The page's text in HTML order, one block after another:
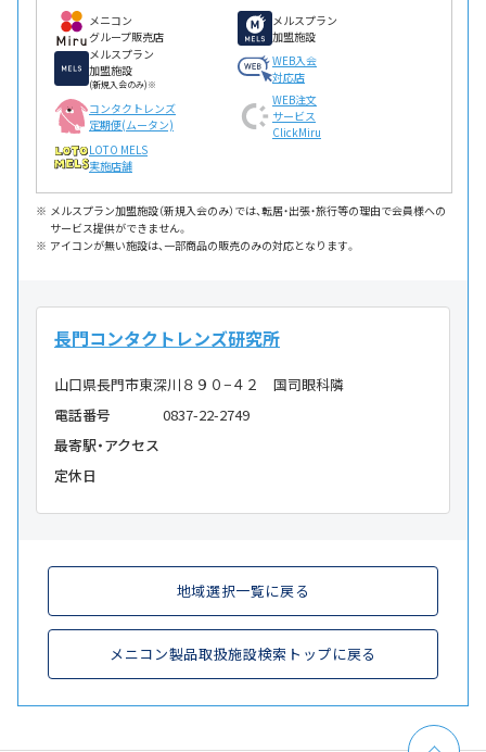
メニコン
グループ販売店
メルスプラン
加盟施設
メルスプラン
加盟施設
(新規入会のみ)※
WEB入会
対応店
コンタクトレンズ
定期便(ムータン)
WEB注文
サービス
ClickMiru
LOTO MELS
実施店舗
メルスプラン加盟施設（新規入会のみ）では、転居・出張・旅行等の理由で会員様への
サービス提供ができません。
アイコンが無い施設は、一部商品の販売のみの対応となります。
長門コンタクトレンズ研究所
山口県長門市東深川８９０−４２ 国司眼科隣
電話番号
0837-22-2749
最寄駅・アクセス
定休日
地域選択一覧に戻る
メニコン製品取扱施設検索トップに戻る